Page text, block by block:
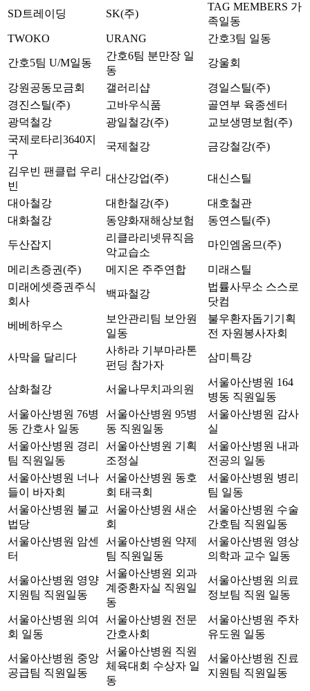
SD트레이딩 SK(주)
TAG MEMBERS 가
족일동
TWOKO
URANG 간호3팀 일동
간호5팀 U/M일동
간호6팀 분만장 일
동
강울회
강원공동모금회 갤러리샵
경일스틸(주)
경진스틸(주)
고바우식품
골연부 육종센터
광덕철강
광일철강(주)
교보생명보험(주)
국제로타리3640지
구
국제철강 금강철강(주)
김우빈 팬클럽 우리
빈
대산강업(주) 대신스틸
대아철강 대한철강(주)
대호철관
대화철강
동양화재해상보험 동연스틸(주)
두산잡지
리클라리넷뮤직음
악교습소
마인엠옴므(주)
메리츠증권(주) 메지온 주주연합
미래스틸
미래에셋증권주식
회사
백파철강
법률사무소 스스로
닷컴
베베하우스
보안관리팀 보안원
일동
불우환자돕기기획
전 자원봉사자회
사막을 달리다
사하라 기부마라톤
펀딩 참가자
삼미특강
삼화철강 서울나무치과의원
서울아산병원 164
병동 직원일동
서울아산병원 76병
동 간호사 일동
서울아산병원 95병
동 직원일동
서울아산병원 감사
실
서울아산병원 경리
팀 직원일동
서울아산병원 기획
조정실
서울아산병원 내과
전공의 일동
서울아산병원 너나
들이 바자회
서울아산병원 동호
회 태극회
서울아산병원 병리
팀 일동
서울아산병원 불교
법당
서울아산병원 새순
회
서울아산병원 수술
간호팀 직원일동
서울아산병원 암센
터
서울아산병원 약제
팀 직원일동
서울아산병원 영상
의학과 교수 일동
서울아산병원 영양
지원팀 직원일동
서울아산병원 외과
계중환자실 직원일
동
서울아산병원 의료
정보팀 직원 일동
서울아산병원 의여
회 일동
서울아산병원 전문
간호사회
서울아산병원 주차
유도원 일동
서울아산병원 중앙
공급팀 직원일동
서울아산병원 직원
체육대회 수상자 일
동
서울아산병원 진료
지원팀 직원일동